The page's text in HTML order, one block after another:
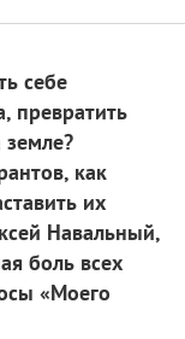
себе
превратить
как
их
Навальный,
боль всех
«Моего